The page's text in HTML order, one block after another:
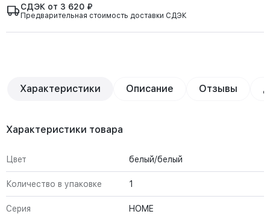
СДЭК от 3 620 ₽
Предварительная стоимость доставки СДЭК
Характеристики Описание Отзывы
Характеристики товара
Цвет белый/белый
Количество в упаковке 1
Серия HOME